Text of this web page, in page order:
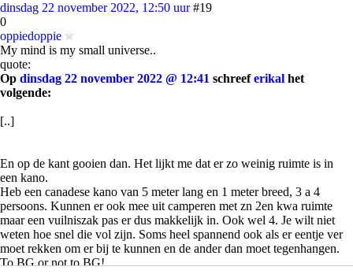
dinsdag 22 november 2022, 12:50 uur #19
0
oppiedoppie
My mind is my small universe..
quote:
Op dinsdag 22 november 2022 @ 12:41 schreeferikal het
volgende:
[..]
En op de kant gooien dan. Het lijkt me dat er zo weinig ruimte is in
een kano.
Heb een canadese kano van 5 meter lang en 1 meter breed, 3 a 4
persoons. Kunnen er ook mee uit camperen met zn 2en kwa ruimte
maar een vuilniszak pas er dus makkelijk in. Ook wel 4. Je wilt niet
weten hoe snel die vol zijn. Soms heel spannend ook als er eentje ver
moet rekken om er bij te kunnen en de ander dan moet tegenhangen.
To BG or not to BG!